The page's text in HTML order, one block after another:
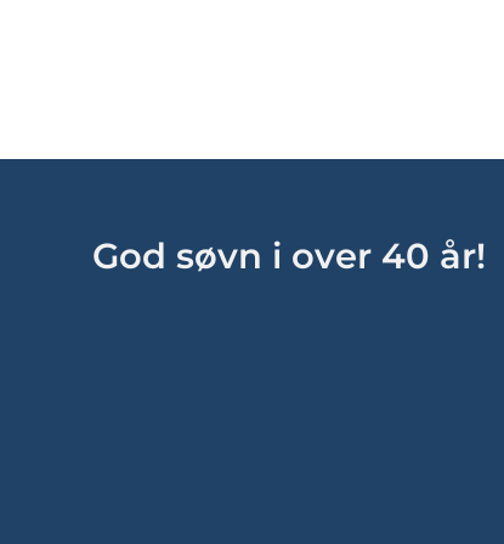
God søvn i over 40 år!